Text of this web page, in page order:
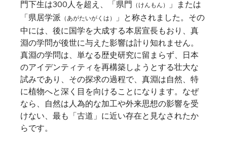
門下生は300人を超え、「県門 （けんもん）
」または
「県居学派 （あがたいがくは）
」と称されました。その
中には、後に国学を大成する本居宣長もおり、真
淵の学問が後世に与えた影響は計り知れません。
真淵の学問は、単なる歴史研究に留まらず、日本
のアイデンティティを再構築しようとする壮大な
試みであり、その探求の過程で、真淵は自然、特
に植物へと深く目を向けることになります。なぜ
なら、自然は人為的な加工や外来思想の影響を受
けない、最も「古道」に近い存在と見なされたか
らです。